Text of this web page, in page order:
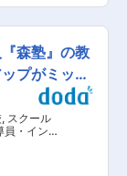
森塾』の教
プがミッシ
, スクール
・インス